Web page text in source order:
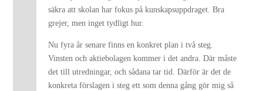
säkra att skolan har fokus på kunskapsuppdraget. Bra
grejer, men inget tydligt hur.
Nu fyra år senare finns en konkret plan i två steg.
Vinsten och aktiebolagen kommer i det andra. Där måste
det till utredningar, och sådana tar tid. Därför är det de
konkreta förslagen i steg ett som denna gång gör mig så